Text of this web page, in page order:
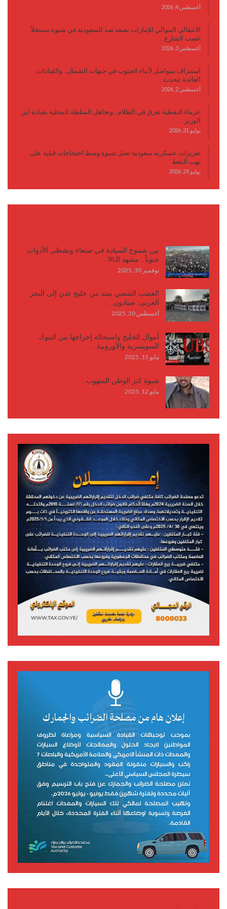
أغسطس 4, 2026
الانتقالي الموالي للإمارات يصعد ضد السعودية في شبوة مستغلاً
غضب الشارع…
أغسطس 3, 2026
استنزاف متواصل لأبناء الجنوب في جبهات الشمال.. والقيادات
العائدة تتحدث…
أغسطس 2, 2026
عرماء النفطية تغرق في الظلام.. وتجاهل السلطة المحلية بقيادة ابن
الوزير…
يوليو 31, 2026
تعزيزات عسكرية سعودية تصل شبوة وسط احتجاجات قبلية على
نهب النفط
يوليو 29, 2026
بين شموخ السيادة في صنعاء وتشظي الأدوات
جنوباً.. مشهد الـ30…
نوفمبر 30, 2025
الغضب الشعبي يمتد من خليج عدن إلى البحر
العربي: صيادون…
أغسطس 20, 2025
أموال الخليج واستحالة إخراجها من البنوك
السويسرية والأوروبية…
مايو 15, 2025
شبوة كنز الوطن المنهوب..
مايو 12, 2025